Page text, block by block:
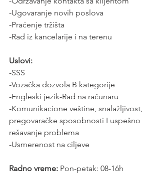
-Ugovaranje novih poslova
-Praćenje tržišta
-Rad iz kancelarije i na terenu
Uslovi:
-SSS
-Vozačka dozvola B kategorije
-Engleski jezik-Rad na računaru
-Komunikacione veštine, snalažljivost,
pregovaračke sposobnosti I uspešno
rešavanje problema
-Usmerenost na ciljeve
Radno vreme: Pon-petak: 08-16h